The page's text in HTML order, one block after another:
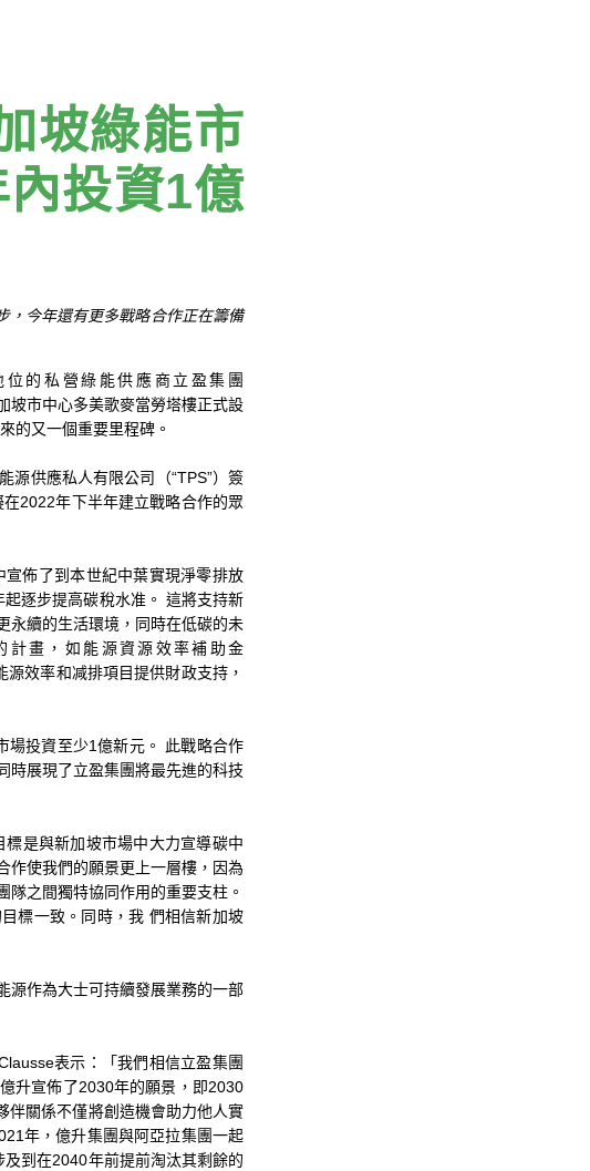
坡綠能市
投資1億
，今年還有更多戰略合作正在籌備
的私營綠能供應商立盈集團
坡市中心多美歌麥當勞塔樓正式設
的又一個重要里程碑。
源供應私人有限公司（“TPS”）簽
2022年下半年建立戰略合作的眾
佈了到本世紀中葉實現淨零排放
逐步提高碳稅水准。 這將支持新
永續的生活環境，同時在低碳的未
計畫，如能源資源效率補助金
源效率和减排項目提供財政支持，
場投資至少1億新元。 此戰略合作
時展現了立盈集團將最先進的科技
是與新加坡市場中大力宣導碳中
作使我們的願景更上一層樓，因為
之間獨特協同作用的重要支柱。
標一致。同時，我 們相信新加坡
源作為大士可持續發展業務的一部
表示：「我們相信立盈集團
升宣佈了2030年的願景，即2030
伴關係不僅將創造機會助力他人實
年，億升集團與阿亞拉集團一起
到在2040年前提前淘汰其剩餘的